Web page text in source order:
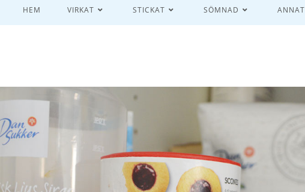
HEM VIRKAT STICKAT SÖMNAD ANNAT